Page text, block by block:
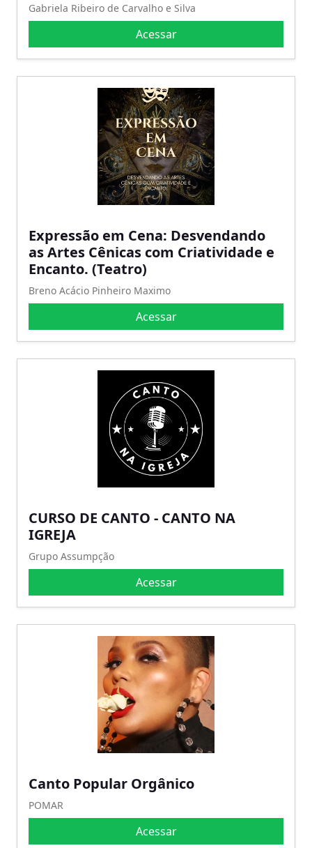
Gabriela Ribeiro de Carvalho e Silva
Acessar
Expressão em Cena: Desvendando
as Artes Cênicas com Criatividade e
Encanto. (Teatro)
Breno Acácio Pinheiro Maximo
Acessar
CURSO DE CANTO - CANTO NA
IGREJA
Grupo Assumpção
Acessar
Canto Popular Orgânico
POMAR
Acessar